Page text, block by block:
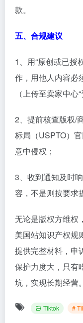
款。
五、合规建议
1、用“原创或已授
作，用他人内容必
（上传至卖家中心
2、提前核查版权/
标局（USPTO）
意中侵权；
3、收到通知及时
容，不是则按要求
无论是版权方维权
美国站知识产权
提供完整材料，申
保护力度大，只有
坑，实现长期经营。
Tiktok #